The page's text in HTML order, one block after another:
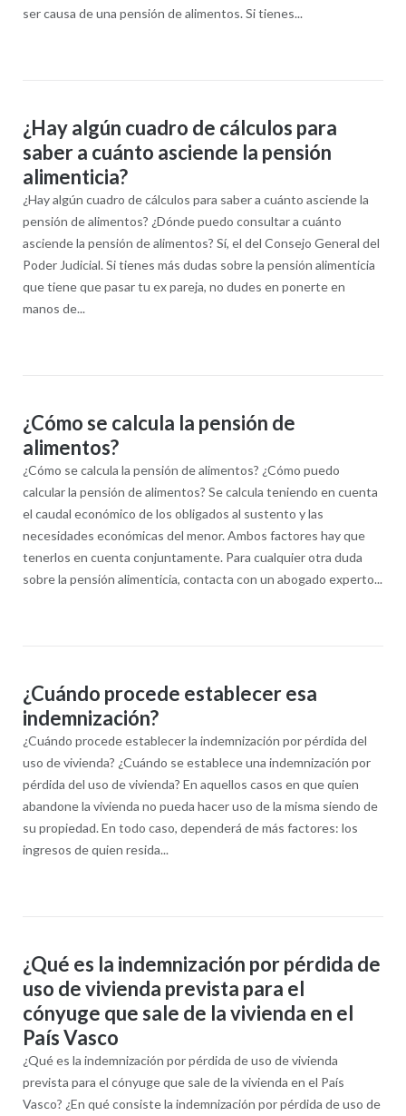
ser causa de una pensión de alimentos. Si tienes...
¿Hay algún cuadro de cálculos para
saber a cuánto asciende la pensión
alimenticia?
¿Hay algún cuadro de cálculos para saber a cuánto asciende la
pensión de alimentos? ¿Dónde puedo consultar a cuánto
asciende la pensión de alimentos? Sí, el del Consejo General del
Poder Judicial. Si tienes más dudas sobre la pensión alimenticia
que tiene que pasar tu ex pareja, no dudes en ponerte en
manos de...
¿Cómo se calcula la pensión de
alimentos?
¿Cómo se calcula la pensión de alimentos?​ ¿Cómo puedo
calcular la pensión de alimentos? Se calcula teniendo en cuenta
el caudal económico de los obligados al sustento y las
necesidades económicas del menor. Ambos factores hay que
tenerlos en cuenta conjuntamente. Para cualquier otra duda
sobre la pensión alimenticia, contacta con un abogado experto...
¿Cuándo procede establecer esa
indemnización?
¿Cuándo procede establecer la indemnización por pérdida del
uso de vivienda? ¿Cuándo se establece una indemnización por
pérdida del uso de vivienda? En aquellos casos en que quien
abandone la vivienda no pueda hacer uso de la misma siendo de
su propiedad. En todo caso, dependerá de más factores: los
ingresos de quien resida...
¿Qué es la indemnización por pérdida de
uso de vivienda prevista para el
cónyuge que sale de la vivienda en el
País Vasco
¿Qué es la indemnización por pérdida de uso de vivienda
prevista para el cónyuge que sale de la vivienda en el País
Vasco? ¿En qué consiste la indemnización por pérdida de uso de